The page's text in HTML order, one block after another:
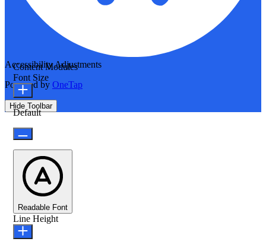
Accessibility Adjustments
Powered by OneTap
Hide Toolbar
Content Modules
Font Size
Default
Readable Font
Line Height